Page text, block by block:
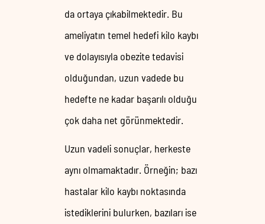
da ortaya çıkabilmektedir. Bu
ameliyatın temel hedefi kilo kaybı
ve dolayısıyla obezite tedavisi
olduğundan, uzun vadede bu
hedefte ne kadar başarılı olduğu
çok daha net görünmektedir.
Uzun vadeli sonuçlar, herkeste
aynı olmamaktadır. Örneğin; bazı
hastalar kilo kaybı noktasında
istediklerini bulurken, bazıları ise